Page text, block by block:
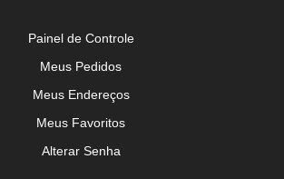
Painel de Controle
Meus Pedidos
Meus Endereços
Meus Favoritos
Alterar Senha